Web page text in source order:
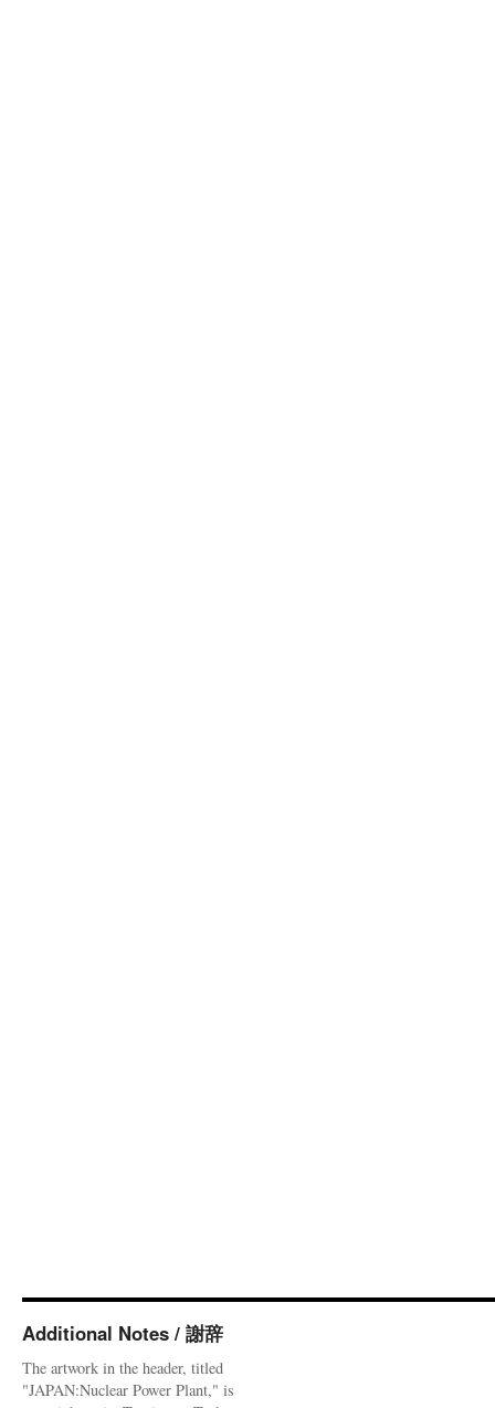
Additional Notes / 謝辞
The artwork in the header, titled
"JAPAN:Nuclear Power Plant," is